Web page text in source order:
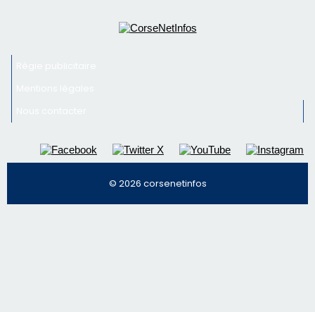
© 2026 corsenetinfos